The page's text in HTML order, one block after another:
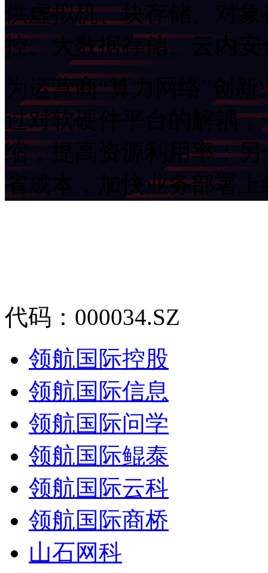
供虚拟机、块存储、对
控、大数据存储、云
为运营商“算力网络”创新
过对软硬件平台的解耦
缩，提高资源利用率；
省成本，加快业务部署
代码：000034.SZ
领航国际控股
领航国际信息
领航国际问学
领航国际鲲泰
领航国际云科
领航国际商桥
山石网科